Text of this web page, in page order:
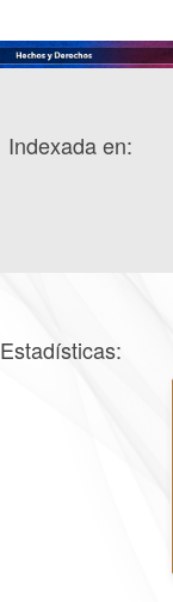
Indexada en:
Estadísticas: